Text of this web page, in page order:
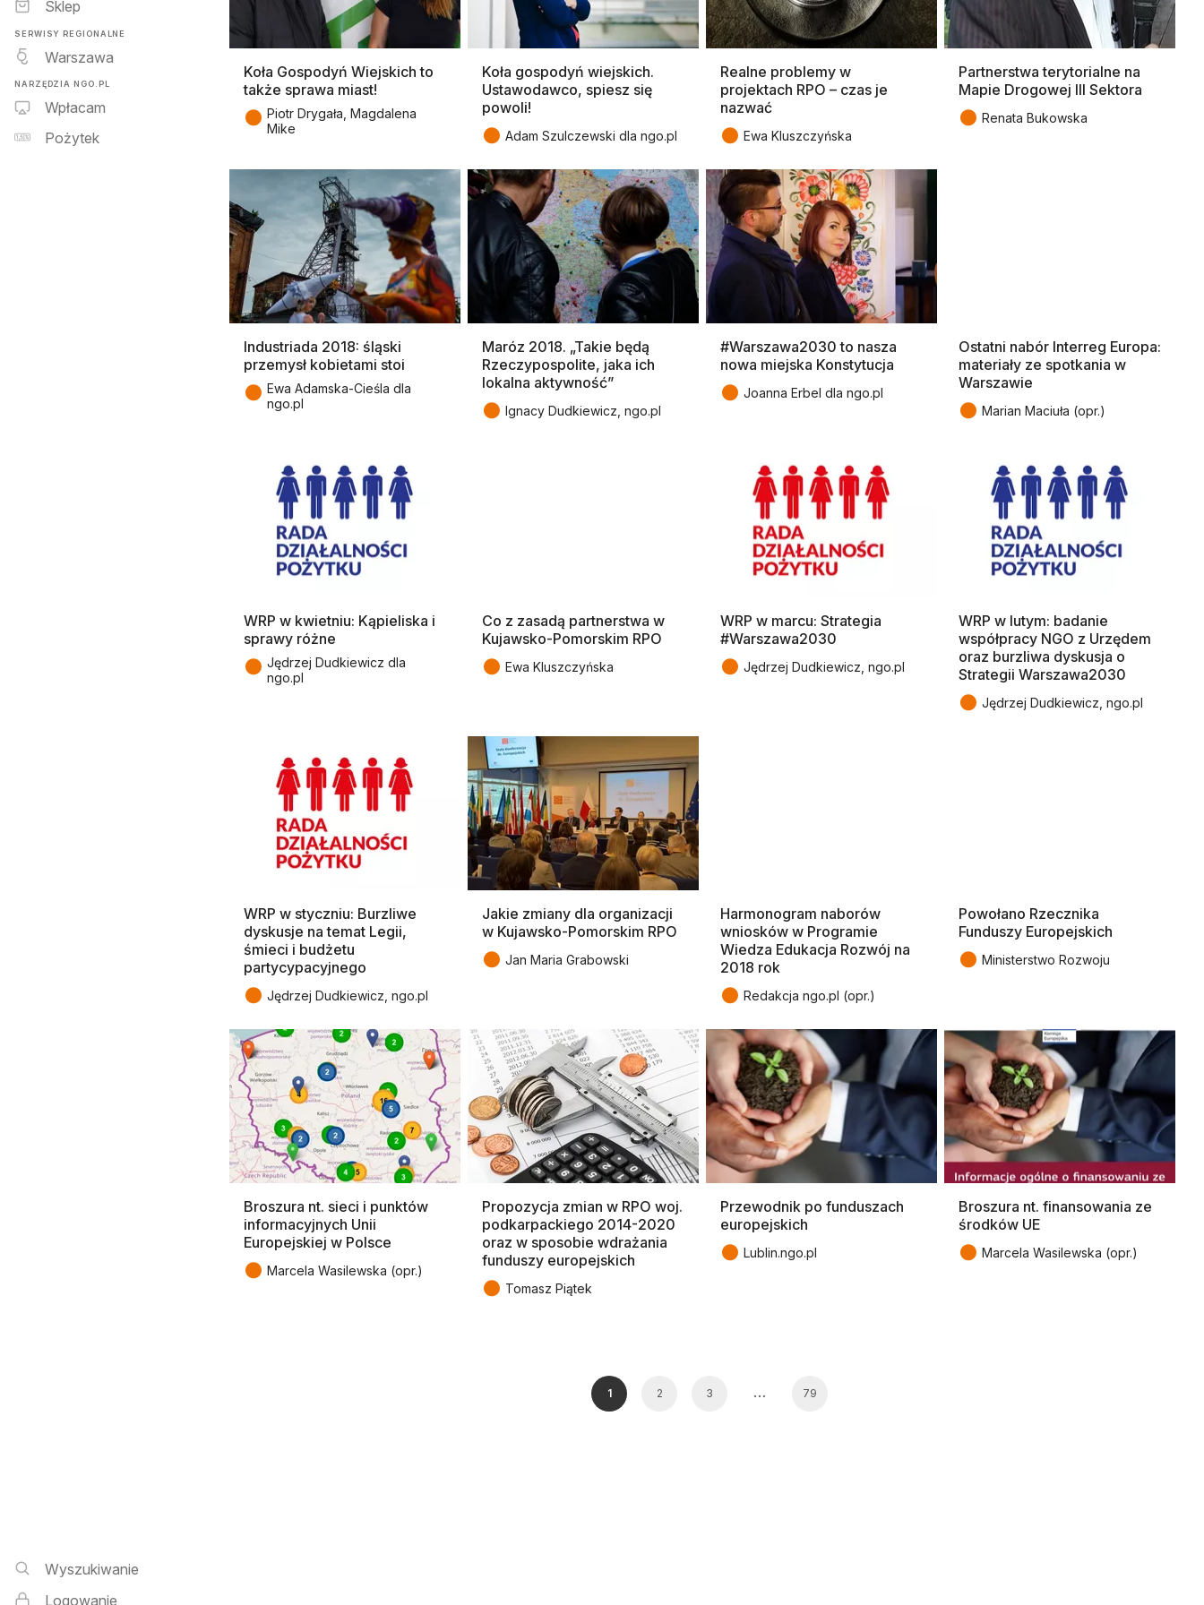
Sklep
SERWISY REGIONALNE
Warszawa
NARZĘDZIA NGO.PL
Wpłacam
Pożytek
Wyszukiwarka i logowanie
Wyszukiwanie
Logowanie
Koła Gospodyń Wiejskich to
także sprawa miast!
● Piotr Drygała, Magdalena
Mike
Koła gospodyń wiejskich.
Ustawodawco, spiesz się
powoli!
● Adam Szulczewski dla ngo.pl
Realne problemy w
projektach RPO – czas je
nazwać
● Ewa Kluszczyńska
Partnerstwa terytorialne na
Mapie Drogowej III Sektora
● Renata Bukowska
Industriada 2018: śląski
przemysł kobietami stoi
● Ewa Adamska-Cieśla dla
ngo.pl
Maróz 2018. „Takie będą
Rzeczypospolite, jaka ich
lokalna aktywność”
● Ignacy Dudkiewicz, ngo.pl
#Warszawa2030 to nasza
nowa miejska Konstytucja
● Joanna Erbel dla ngo.pl
Ostatni nabór Interreg Europa:
materiały ze spotkania w
Warszawie
● Marian Maciuła (opr.)
WRP w kwietniu: Kąpieliska i
sprawy różne
● Jędrzej Dudkiewicz dla
ngo.pl
Co z zasadą partnerstwa w
Kujawsko-Pomorskim RPO
● Ewa Kluszczyńska
WRP w marcu: Strategia
#Warszawa2030
● Jędrzej Dudkiewicz, ngo.pl
WRP w lutym: badanie
współpracy NGO z Urzędem
oraz burzliwa dyskusja o
Strategii Warszawa2030
● Jędrzej Dudkiewicz, ngo.pl
WRP w styczniu: Burzliwe
dyskusje na temat Legii,
śmieci i budżetu
partycypacyjnego
● Jędrzej Dudkiewicz, ngo.pl
Jakie zmiany dla organizacji
w Kujawsko-Pomorskim RPO
● Jan Maria Grabowski
Harmonogram naborów
wniosków w Programie
Wiedza Edukacja Rozwój na
2018 rok
● Redakcja ngo.pl (opr.)
Powołano Rzecznika
Funduszy Europejskich
● Ministerstwo Rozwoju
Broszura nt. sieci i punktów
informacyjnych Unii
Europejskiej w Polsce
● Marcela Wasilewska (opr.)
Propozycja zmian w RPO woj.
podkarpackiego 2014-2020
oraz w sposobie wdrażania
funduszy europejskich
● Tomasz Piątek
Przewodnik po funduszach
europejskich
● Lublin.ngo.pl
Broszura nt. finansowania ze
środków UE
● Marcela Wasilewska (opr.)
1 2 3 … 79